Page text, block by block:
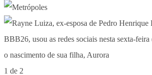
1 de 2